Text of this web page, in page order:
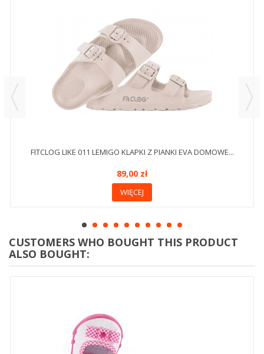
FITCLOG LIKE 011 LEMIGO KLAPKI Z PIANKI EVA DOMOWE...
89,00 zł
WIĘCEJ
CUSTOMERS WHO BOUGHT THIS PRODUCT
ALSO BOUGHT: